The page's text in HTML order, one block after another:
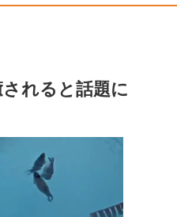
れると話題に